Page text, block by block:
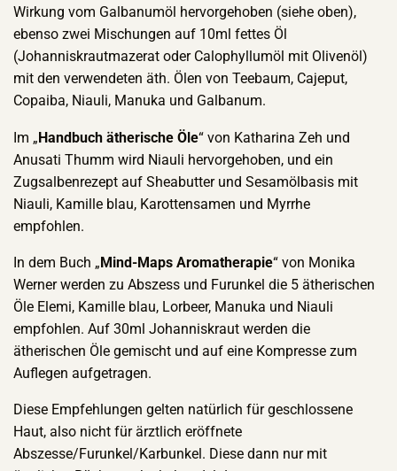
Wirkung vom Galbanumöl hervorgehoben (siehe oben),
ebenso zwei Mischungen auf 10ml fettes Öl
(Johanniskrautmazerat oder Calophyllumöl mit Olivenöl)
mit den verwendeten äth. Ölen von Teebaum, Cajeput,
Copaiba, Niauli, Manuka und Galbanum.
Im „Handbuch ätherische Öle“ von Katharina Zeh und
Anusati Thumm wird Niauli hervorgehoben, und ein
Zugsalbenrezept auf Sheabutter und Sesamölbasis mit
Niauli, Kamille blau, Karottensamen und Myrrhe
empfohlen.
In dem Buch „Mind-Maps Aromatherapie“ von Monika
Werner werden zu Abszess und Furunkel die 5 ätherischen
Öle Elemi, Kamille blau, Lorbeer, Manuka und Niauli
empfohlen. Auf 30ml Johanniskraut werden die
ätherischen Öle gemischt und auf eine Kompresse zum
Auflegen aufgetragen.
Diese Empfehlungen gelten natürlich für geschlossene
Haut, also nicht für ärztlich eröffnete
Abszesse/Furunkel/Karbunkel. Diese dann nur mit